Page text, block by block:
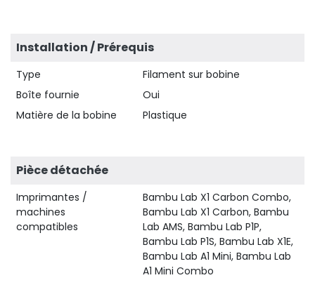
Installation / Prérequis
Type
Filament sur bobine
Boîte fournie
Oui
Matière de la bobine
Plastique
Pièce détachée
Imprimantes /
machines
compatibles
Bambu Lab X1 Carbon Combo,
Bambu Lab X1 Carbon, Bambu
Lab AMS, Bambu Lab P1P,
Bambu Lab P1S, Bambu Lab X1E,
Bambu Lab A1 Mini, Bambu Lab
A1 Mini Combo